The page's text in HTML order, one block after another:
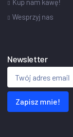
Kup nam kawę!
Wesprzyj nas
Newsletter
Zapisz mnie!